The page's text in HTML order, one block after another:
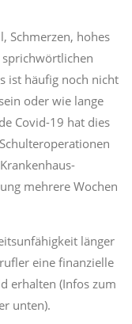
Schmerzen, hohes
sprichwörtlichen
ist häufig noch nicht
oder wie lange
Covid-19 hat dies
mehrere Wochen
länger
eine finanzielle
erhalten (Infos zum
unten).